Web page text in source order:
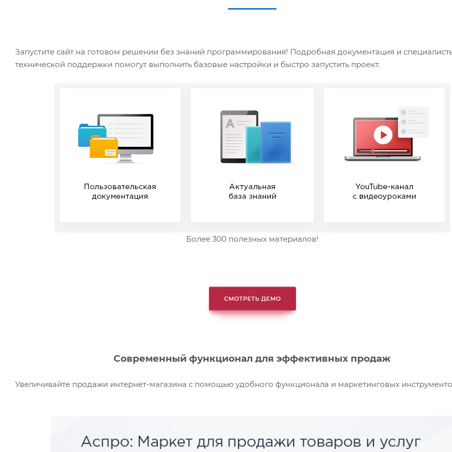
Запустите сайт на готовом решении без знаний программирования! Подробная документация и
технической поддержки помогут выполнить базовые настройки и быстро запустить проект.
Более 300 полезных материалов!
Современный функционал для эффективных продаж
Увеличивайте продажи интернет-магазина с помощью удобного функционала и маркетинговых